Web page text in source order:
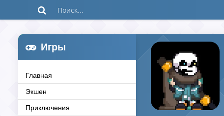
Игры
Главная
Экшен
Приключения